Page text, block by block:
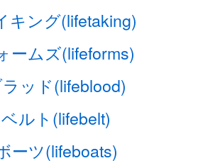
キング(lifetaking)
ームズ(lifeforms)
ッド(lifeblood)
ルト(lifebelt)
ーツ(lifeboats)